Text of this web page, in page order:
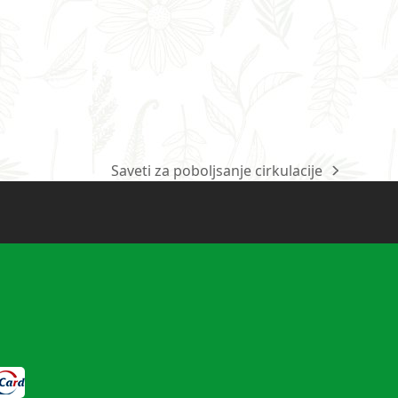
next
Saveti za poboljsanje cirkulacije